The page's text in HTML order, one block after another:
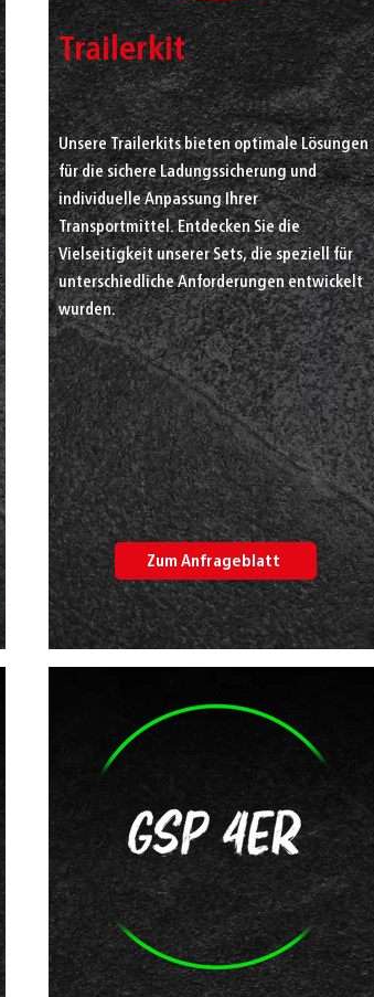
Trailerkit
Unsere Trailerkits bieten optimale Lösungen
für die sichere Ladungssicherung und
individuelle Anpassung Ihrer
Transportmittel. Entdecken Sie die
Vielseitigkeit unserer Sets, die speziell für
unterschiedliche Anforderungen entwickelt
wurden.
Zum Anfrageblatt